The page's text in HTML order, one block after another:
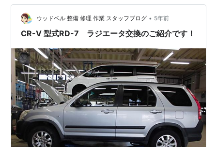
思い、普段滅多に空けないボンネットを開けてみる
と、、、冷却水がない。。。。。。 写真は緊急的に水を
入れて再度走り出した後、再度とった写真なのでま…
ウッドベル 整備 修理 作業 スタッフブログ • 5年前
CR-V 型式RD-7 ラジエータ交換のご紹介です！